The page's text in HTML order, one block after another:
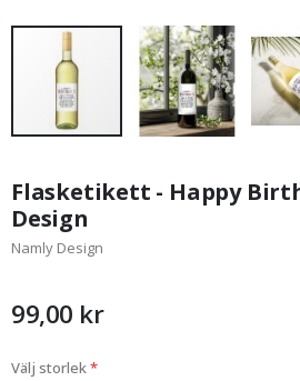
början
av
bildgalleriet
Flasketikett - Happy
Design
Namly Design
99,00 kr
Välj storlek